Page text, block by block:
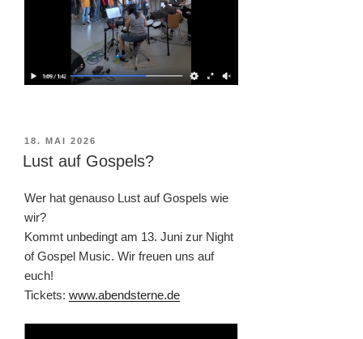
VERÖFFENTLICHT
AM
18. MAI 2026
Lust auf Gospels?
Wer hat genauso Lust auf Gospels wie
wir?
Kommt unbedingt am 13. Juni zur Night
of Gospel Music. Wir freuen uns auf
euch!
Tickets: www.abendsterne.de